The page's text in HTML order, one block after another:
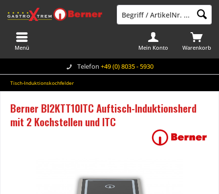
Telefon +49 (0) 8035 - 5930
Warenkorb
Mein Konto
Menü
Tisch-Induktionskochfelder
Berner BI2KTT10ITC Auftisch-Induktionsherd
mit 2 Kochstellen und ITC